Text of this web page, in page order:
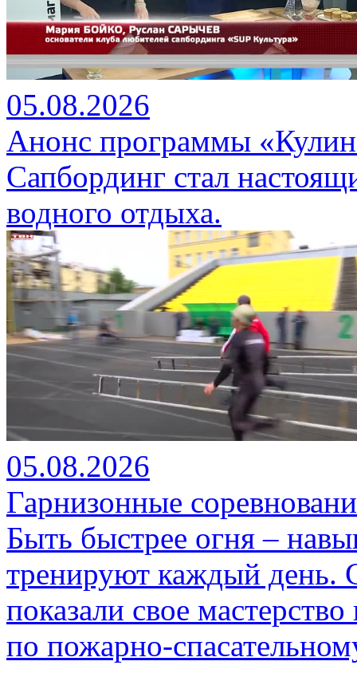
05.08.2026
Анонс программы
Сапбординг стал
водного отдыха.
05.08.2026
Гарнизонные
Быть быстрее огня –
тренируют каждый день.
показали свое
по пожарно-